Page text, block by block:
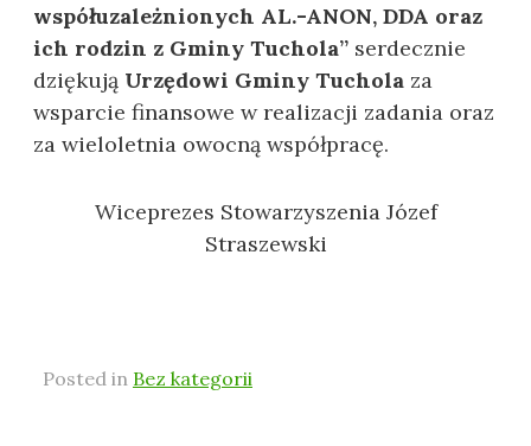
współuzależnionych AL.-ANON, DDA oraz
ich rodzin z Gminy Tuchola” serdecznie
dziękują Urzędowi Gminy Tuchola za
wsparcie finansowe w realizacji zadania oraz
za wieloletnia owocną współpracę.
Wiceprezes Stowarzyszenia Józef
Straszewski
Posted in Bez kategorii